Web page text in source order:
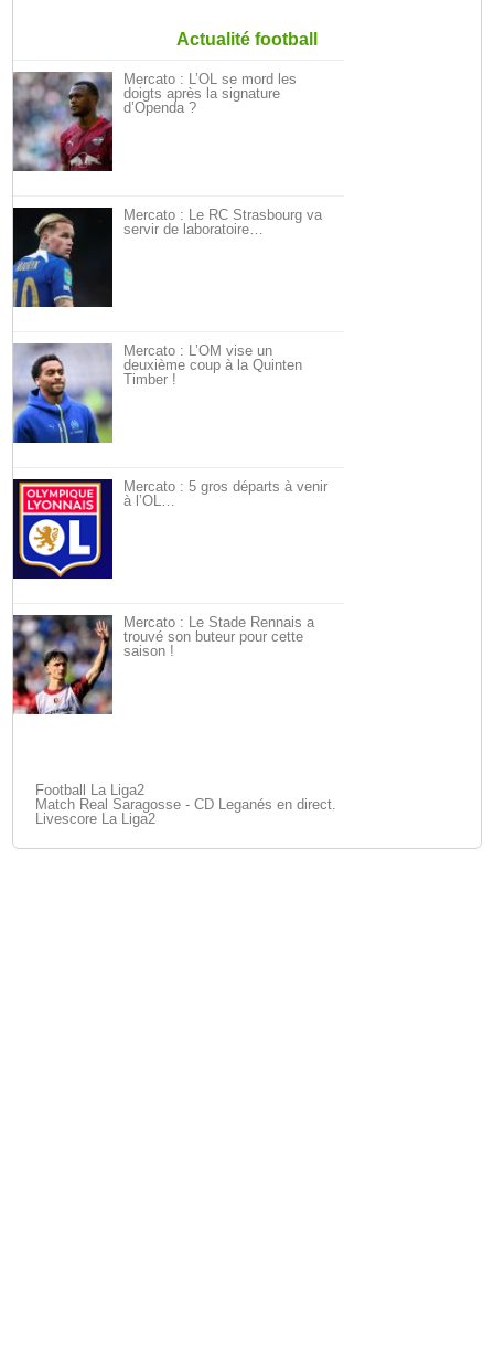
Actualité football
Mercato : L’OL se mord les
doigts après la signature
d’Openda ?
Mercato : Le RC Strasbourg va
servir de laboratoire…
Mercato : L’OM vise un
deuxième coup à la Quinten
Timber !
Mercato : 5 gros départs à venir
à l’OL…
Mercato : Le Stade Rennais a
trouvé son buteur pour cette
saison !
Football La Liga2
Match Real Saragosse - CD Leganés en direct.
Livescore La Liga2